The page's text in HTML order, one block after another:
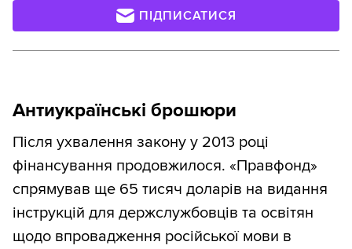
ПІДПИСАТИСЯ
Антиукраїнські брошюри
Після ухвалення закону у 2013 році
фінансування продовжилося. «Правфонд»
спрямував ще 65 тисяч доларів на видання
інструкцій для держслужбовців та освітян
щодо впровадження російської мови в